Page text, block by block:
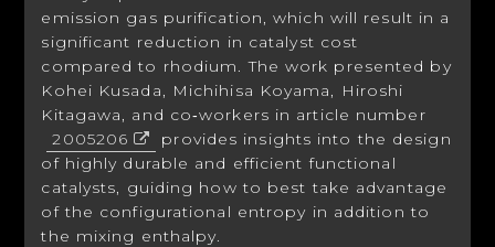
emission gas purification, which will result in a
significant reduction in catalyst cost
compared to rhodium. The work presented by
Kohei Kusada, Michihisa Koyama, Hiroshi
Kitagawa, and co‐workers in article number
2005206
provides insights into the design
of highly durable and efficient functional
catalysts, guiding how to best take advantage
of the configurational entropy in addition to
the mixing enthalpy.